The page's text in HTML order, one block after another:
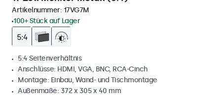
Artikelnummer: 17VG7M
100+ Stück auf Lager
5:4 Seitenverhältnis
Anschlüsse: HDMI, VGA, BNC, RCA-Cinch
Montage: Einbau, Wand- und Tischmontage
Außenmaße: 372 x 305 x 40 mm